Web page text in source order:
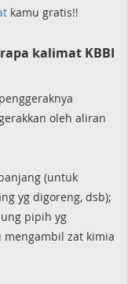
kamu gratis!!
kalimat KBBI
oleh aliran
(untuk
yg digoreng, dsb);
pipih yg
zat kimia